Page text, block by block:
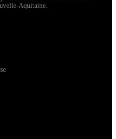
Aquitaine.